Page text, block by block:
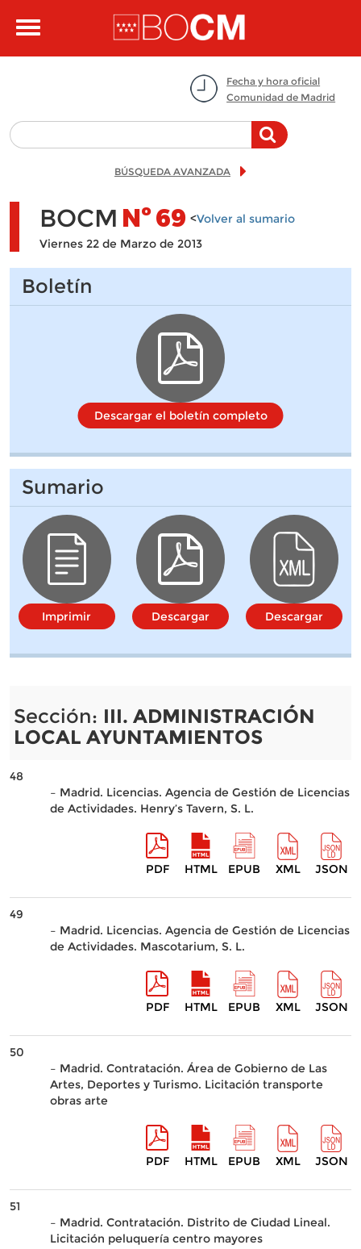
Toggle
Fecha y hora oficial
Comunidad de Madrid
BÚSQUEDA AVANZADA
BOCM Nº69 <Volver al sumario
Viernes 22 de Marzo de 2013
Boletín
Descargar el boletín completo
Sumario
Imprimir Descargar Descargar
Sección: III. ADMINISTRACIÓN
LOCAL AYUNTAMIENTOS
48
– Madrid. Licencias. Agencia de Gestión de Licencias
de Actividades. Henry’s Tavern, S. L.
PDF HTML EPUB XML JSON
49
– Madrid. Licencias. Agencia de Gestión de Licencias
de Actividades. Mascotarium, S. L.
PDF HTML EPUB XML JSON
50
– Madrid. Contratación. Área de Gobierno de Las
Artes, Deportes y Turismo. Licitación transporte
obras arte
PDF HTML EPUB XML JSON
51
– Madrid. Contratación. Distrito de Ciudad Lineal.
Licitación peluquería centro mayores